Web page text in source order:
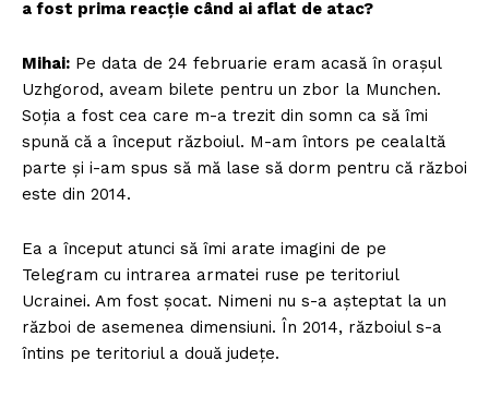
a fost prima reacție când ai aflat de atac?
Mihai: Pe data de 24 februarie eram acasă în orașul
Uzhgorod, aveam bilete pentru un zbor la Munchen.
Soția a fost cea care m-a trezit din somn ca să îmi
spună că a început războiul. M-am întors pe cealaltă
parte și i-am spus să mă lase să dorm pentru că război
este din 2014.
Ea a început atunci să îmi arate imagini de pe
Telegram cu intrarea armatei ruse pe teritoriul
Ucrainei. Am fost șocat. Nimeni nu s-a așteptat la un
război de asemenea dimensiuni. În 2014, războiul s-a
întins pe teritoriul a două județe.